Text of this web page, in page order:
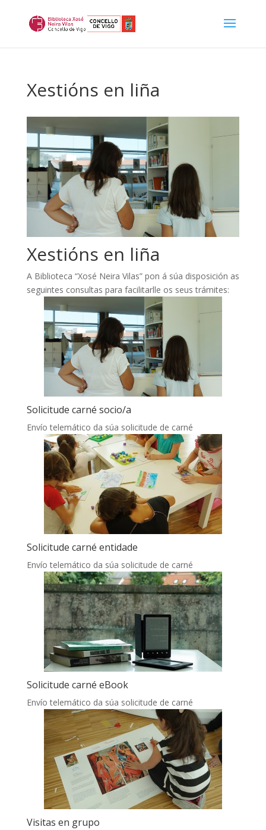
Xestións en liña
Xestións en liña
A Biblioteca “Xosé Neira Vilas” pon á súa disposición as
seguintes consultas para facilitarlle os seus trámites:
Solicitude carné socio/a
Envío telemático da súa solicitude de carné
Solicitude carné entidade
Envío telemático da súa solicitude de carné
Solicitude carné eBook
Envío telemático da súa solicitude de carné
Visitas en grupo